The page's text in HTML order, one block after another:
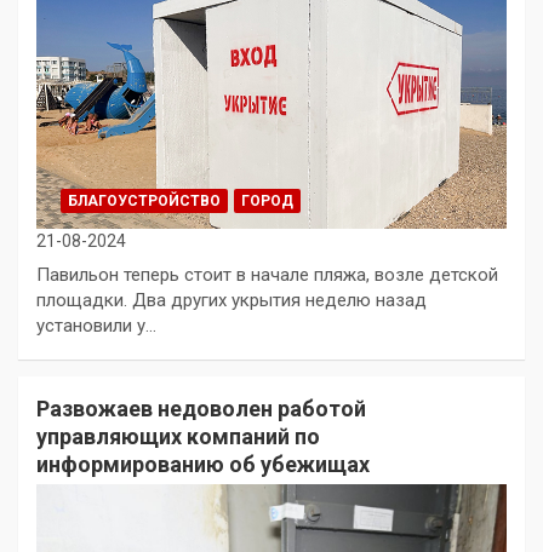
БЛАГОУСТРОЙСТВО ГОРОД
21-08-2024
Павильон теперь стоит в начале пляжа, возле детской
площадки. Два других укрытия неделю назад
установили у…
Развожаев недоволен работой
управляющих компаний по
информированию об убежищах